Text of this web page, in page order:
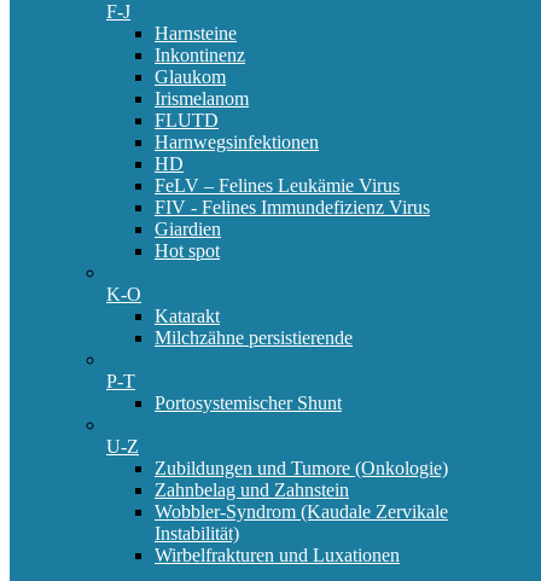
F-J
Harnsteine
Inkontinenz
Glaukom
Irismelanom
FLUTD
Harnwegsinfektionen
HD
FeLV – Felines Leukämie Virus
FIV - Felines Immundefizienz Virus
Giardien
Hot spot
K-O
Katarakt
Milchzähne persistierende
P-T
Portosystemischer Shunt
U-Z
Zubildungen und Tumore (Onkologie)
Zahnbelag und Zahnstein
Wobbler-Syndrom (Kaudale Zervikale
Instabilität)
Wirbelfrakturen und Luxationen